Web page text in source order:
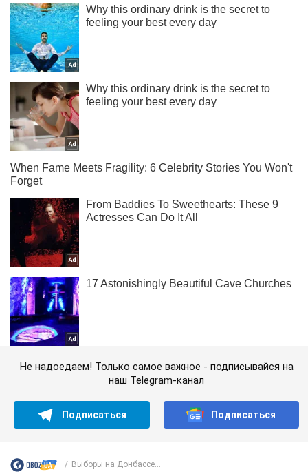
Не надоедаем! Только самое важное - подписывайся на
наш Telegram-канал
Подписаться Подписаться
Выборы на Донбассе...